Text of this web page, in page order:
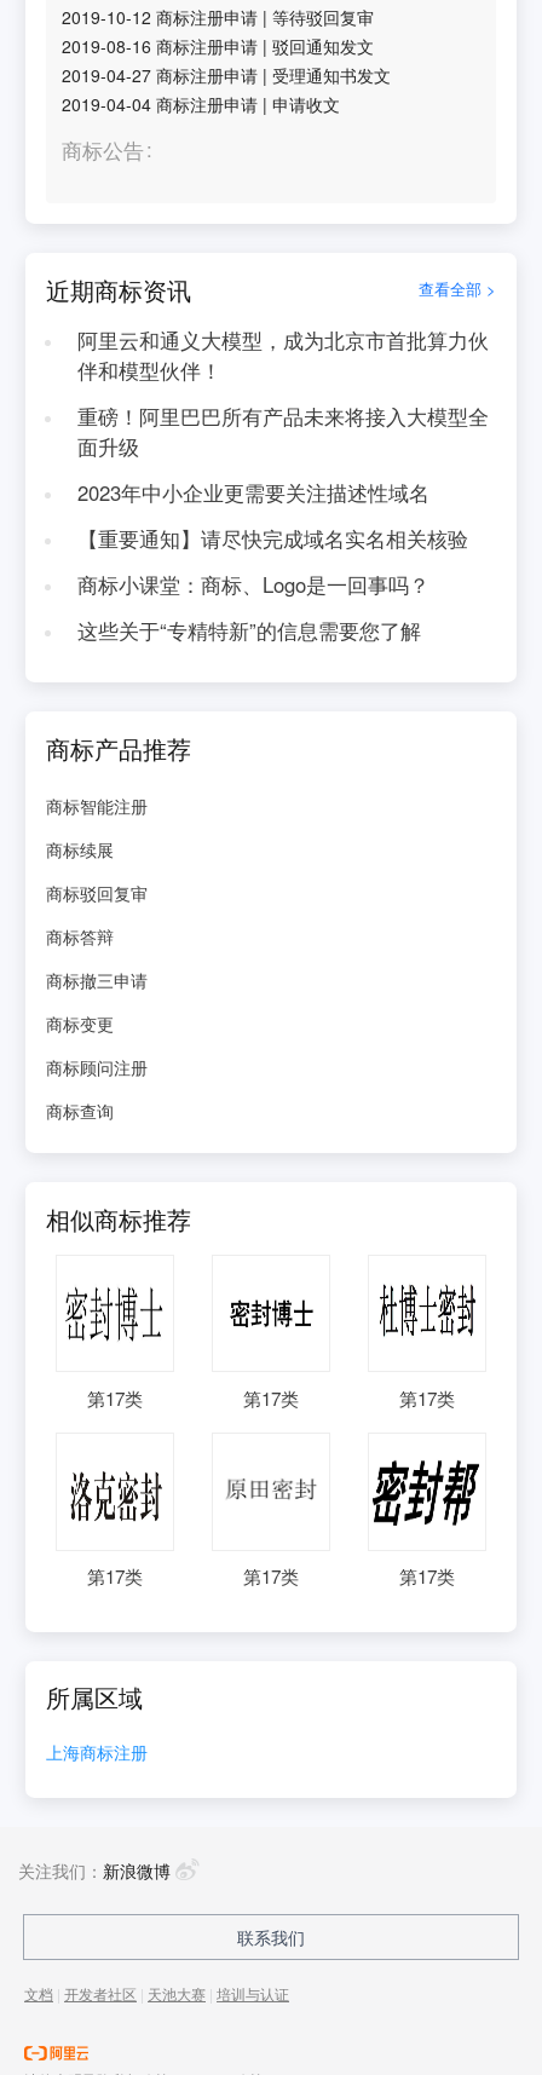
2019-10-12 商标注册申请 |等待驳回复审
2019-08-16 商标注册申请 |驳回通知发文
2019-04-27 商标注册申请 |受理通知书发文
2019-04-04 商标注册申请 |申请收文
商标公告
近期商标资讯 查看全部 >
阿里云和通义大模型，成为北京市首批算力伙
伴和模型伙伴！
重磅！阿里巴巴所有产品未来将接入大模型全
面升级
2023年中小企业更需要关注描述性域名
【重要通知】请尽快完成域名实名相关核验
商标小课堂：商标、Logo是一回事吗？
这些关于“专精特新”的信息需要您了解
商标产品推荐
商标智能注册
商标续展
商标驳回复审
商标答辩
商标撤三申请
商标变更
商标顾问注册
商标查询
相似商标推荐
第17类 第17类 第17类
第17类 第17类 第17类
所属区域
上海商标注册